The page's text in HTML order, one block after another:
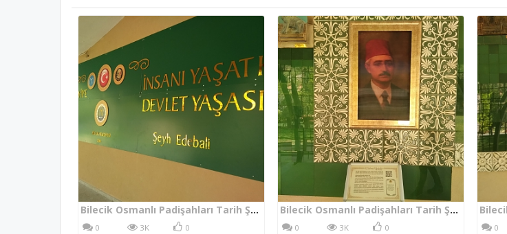
Bilecik Osmanlı Padişahları Tarih Şeridi Sonu
0 3K 0
Bilecik Osmanlı Padişahları Tarih Şeridi VI. Mehmed Vahdeddin
0 3K 0 0